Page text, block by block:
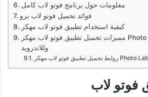
معلومات حول برنامج فوتو لاب كامل
فوائد تحميل فوتو لاب برو
كيفية استخدام تطبيق فوتو لاب مهكر
مميزات تحميل تطبيق فوتو لاب مهكر Photo Lab للايفون
وللاندرويد
روابط تحميل تطبيق فوتو لاب مهكر Photo Lab
فوتو لاب